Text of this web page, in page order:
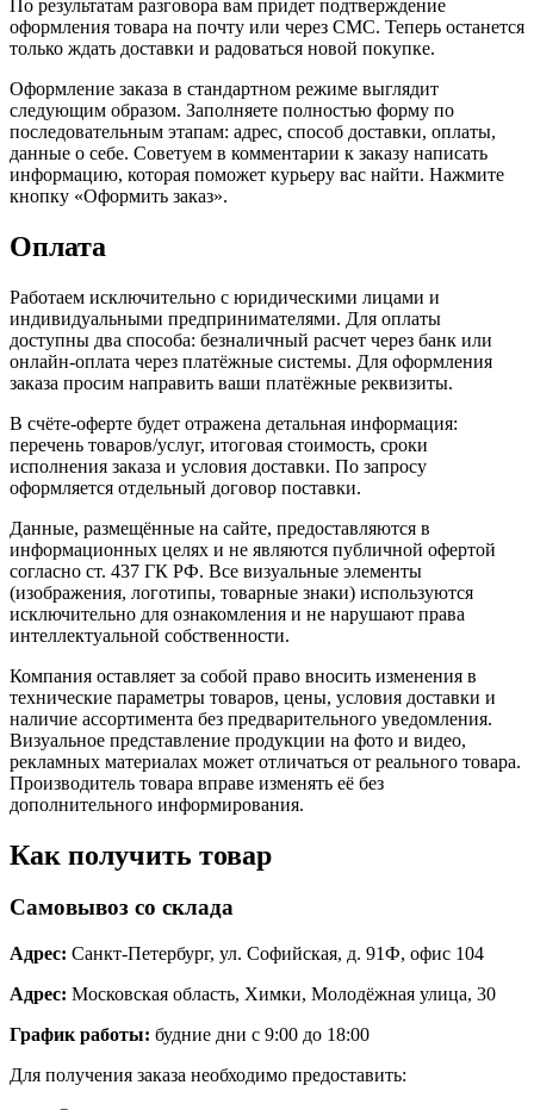
По результатам разговора вам придет подтверждение
оформления товара на почту или через СМС. Теперь останется
только ждать доставки и радоваться новой покупке.
Оформление заказа в стандартном режиме выглядит
следующим образом. Заполняете полностью форму по
последовательным этапам: адрес, способ доставки, оплаты,
данные о себе. Советуем в комментарии к заказу написать
информацию, которая поможет курьеру вас найти. Нажмите
кнопку «Оформить заказ».
Оплата
Работаем исключительно с юридическими лицами и
индивидуальными предпринимателями. Для оплаты
доступны два способа: безналичный расчет через банк или
онлайн-оплата через платёжные системы. Для оформления
заказа просим направить ваши платёжные реквизиты.
В счёте-оферте будет отражена детальная информация:
перечень товаров/услуг, итоговая стоимость, сроки
исполнения заказа и условия доставки. По запросу
оформляется отдельный договор поставки.
Данные, размещённые на сайте, предоставляются в
информационных целях и не являются публичной офертой
согласно ст. 437 ГК РФ. Все визуальные элементы
(изображения, логотипы, товарные знаки) используются
исключительно для ознакомления и не нарушают права
интеллектуальной собственности.
Компания оставляет за собой право вносить изменения в
технические параметры товаров, цены, условия доставки и
наличие ассортимента без предварительного уведомления.
Визуальное представление продукции на фото и видео,
рекламных материалах может отличаться от реального товара.
Производитель товара вправе изменять её без
дополнительного информирования.
Как получить товар
Самовывоз со склада
Адрес: Санкт-Петербург, ул. Софийская, д. 91Ф, офис 104
Адрес: Московская область, Химки, Молодёжная улица, 30
График работы: будние дни с 9:00 до 18:00
Для получения заказа необходимо предоставить: